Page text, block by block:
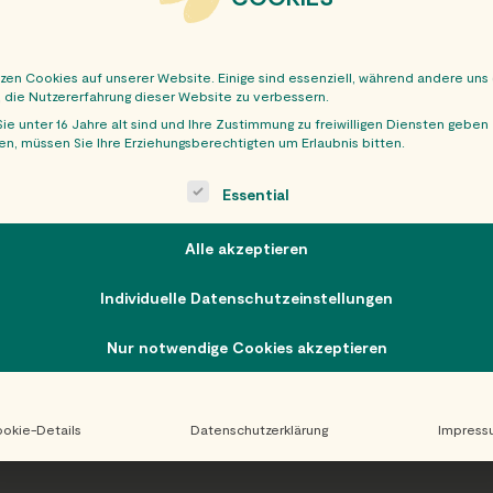
Cookies auf unserer Website. Einige sind essenziell, während andere uns
Nutzererfahrung dieser Website zu verbessern.
unter 16 Jahre alt sind und Ihre Zustimmung zu freiwilligen Diensten geben
müssen Sie Ihre Erziehungsberechtigten um Erlaubnis bitten.
is a list of service groups for which consent can be
Essential
Alle akzeptieren
Individuelle Datenschutzeinstellungen
Nur notwendige Cookies akzeptieren
Details Datenschutzerklärung